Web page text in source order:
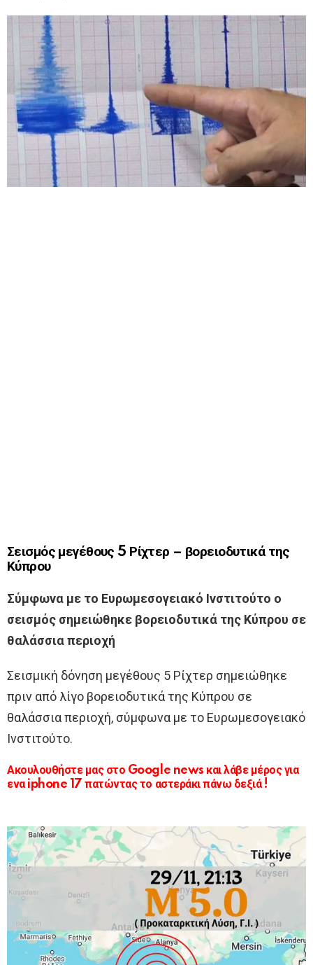
Σεισμός μεγέθους 5 Ρίχτερ – βορειοδυτικά της
Κύπρου
Σύμφωνα με το Ευρωμεσογειακό Ινστιτούτο ο
σεισμός σημειώθηκε βορειοδυτικά της Κύπρου σε
θαλάσσια περιοχή
Σεισμική δόνηση μεγέθους 5 Ρίχτερ σημειώθηκε
πριν από λίγο βορειοδυτικά της Κύπρου σε
θαλάσσια περιοχή, σύμφωνα με το Ευρωμεσογειακό
Ινστιτούτο.
Ακουλουθήστε μας στο Google news και λάβε μέρος για
ενα iphone 17 πατώντας το αστεράκι πάνω δεξιά !